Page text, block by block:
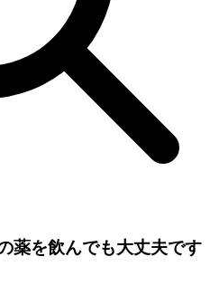
薬を飲んでも大丈夫です